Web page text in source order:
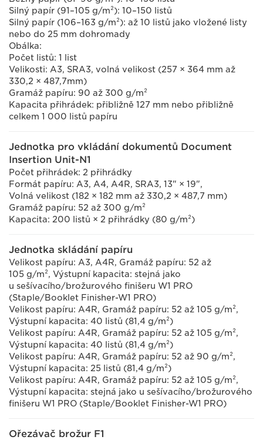
Silný papír (91–105 g/m²): 10–150 listů
Silný papír (106–163 g/m²): až 10 listů jako vložené listy
nebo do 25 mm dohromady
Obálka:
Počet listů: 1 list
Velikosti: A3, SRA3, volná velikost (257 × 364 mm až
330,2 × 487,7mm)
Gramáž papíru: 90 až 300 g/m²
Kapacita přihrádek: přibližně 127 mm nebo přibližně
celkem 1 000 listů papíru
Jednotka pro vkládání dokumentů Document
Insertion Unit-N1
Počet přihrádek: 2 přihrádky
Formát papíru: A3, A4, A4R, SRA3, 13" × 19",
Volná velikost (182 × 182 mm až 330,2 × 487,7 mm)
Gramáž papíru: 52 až 300 g/m²
Kapacita: 200 listů × 2 přihrádky (80 g/m²)
Jednotka skládání papíru
Velikost papíru: A3, A4R, Gramáž papíru: 52 až
105 g/m², Výstupní kapacita: stejná jako
u sešívacího/brožurového finišeru W1 PRO
(Staple/Booklet Finisher-W1 PRO)
Velikost papíru: A4R, Gramáž papíru: 52 až 105 g/m²,
Výstupní kapacita: 40 listů (81,4 g/m²)
Velikost papíru: A4R, Gramáž papíru: 52 až 105 g/m²,
Výstupní kapacita: 40 listů (81,4 g/m²)
Velikost papíru: A4R, Gramáž papíru: 52 až 90 g/m²,
Výstupní kapacita: 25 listů (81,4 g/m²)
Velikost papíru: A4R, Gramáž papíru: 52 až 105 g/m²,
Výstupní kapacita: stejná jako u sešívacího/brožurového
finišeru W1 PRO (Staple/Booklet Finisher-W1 PRO)
Ořezávač brožur F1